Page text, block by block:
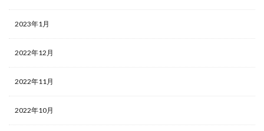
2023年1月
2022年12月
2022年11月
2022年10月